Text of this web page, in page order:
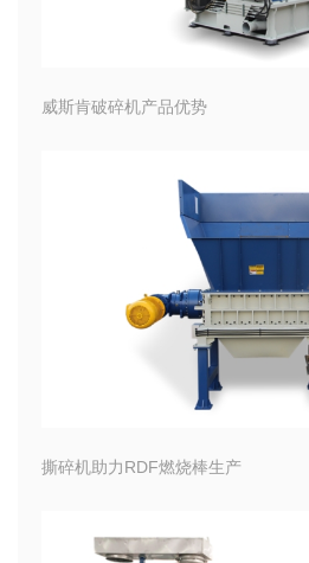
威斯肯破碎机产品优势
撕碎机助力RDF燃烧棒生产